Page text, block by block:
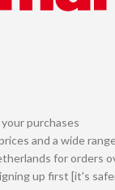
purchases
and a wide
for orders
up first [it's